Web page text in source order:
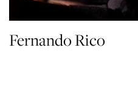
Fernando Rico